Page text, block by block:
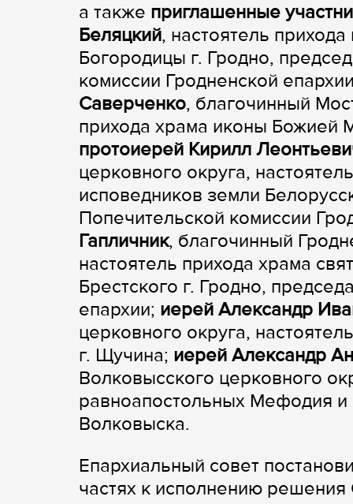
а также приглашенные
Беляцкий, настоятель
Богородицы г. Гродно,
комиссии Гродненской
Саверченко, благочинный
прихода храма иконы Божией
протоиерей Кирилл
церковного округа,
исповедников земли
Попечительской комиссии
Гапличник, благочинный
настоятель прихода храма
Брестского г. Гродно,
епархии; иерей Александр
церковного округа,
г. Щучина; иерей Александр
Волковысского церковного
равноапостольных Мефодия и
Волковыска.
Епархиальный совет
частях к исполнению